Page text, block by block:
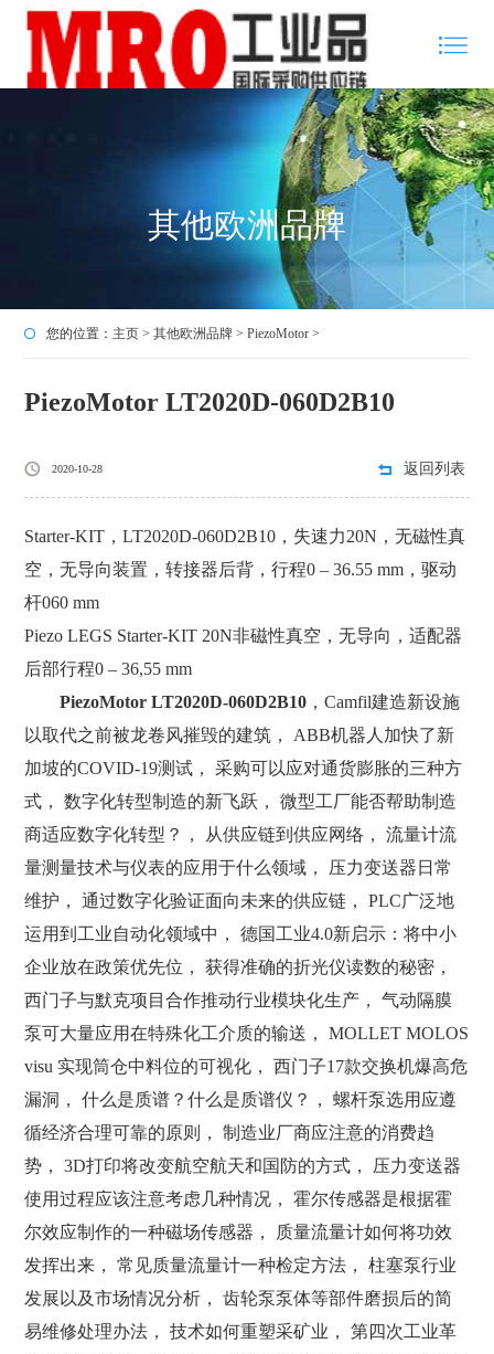
其他欧洲品牌
您的位置： 主页 >其他欧洲品牌 >PiezoMotor >
PiezoMotor LT2020D-060D2B10
2020-10-28 返回列表
Starter-KIT，LT2020D-060D2B10，失速力20N，无磁性真
空，无导向装置，转接器后背，行程0 – 36.55 mm，驱动
杆060 mm
Piezo LEGS Starter-KIT 20N非磁性真空，无导向，适配器
后部行程0 – 36,55 mm
PiezoMotor LT2020D-060D2B10 ，Camfil建造新设施
以取代之前被龙卷风摧毁的建筑， ABB机器人加快了新
加坡的COVID-19测试， 采购可以应对通货膨胀的三种方
式， 数字化转型制造的新飞跃， 微型工厂能否帮助制造
商适应数字化转型？， 从供应链到供应网络， 流量计流
量测量技术与仪表的应用于什么领域， 压力变送器日常
维护， 通过数字化验证面向未来的供应链， PLC广泛地
运用到工业自动化领域中， 德国工业4.0新启示：将中小
企业放在政策优先位， 获得准确的折光仪读数的秘密，
西门子与默克项目合作推动行业模块化生产， 气动隔膜
泵可大量应用在特殊化工介质的输送， MOLLET MOLOS
visu 实现筒仓中料位的可视化， 西门子17款交换机爆高危
漏洞， 什么是质谱？什么是质谱仪？， 螺杆泵选用应遵
循经济合理可靠的原则， 制造业厂商应注意的消费趋
势， 3D打印将改变航空航天和国防的方式， 压力变送器
使用过程应该注意考虑几种情况， 霍尔传感器是根据霍
尔效应制作的一种磁场传感器， 质量流量计如何将功效
发挥出来， 常见质量流量计一种检定方法， 柱塞泵行业
发展以及市场情况分析， 齿轮泵泵体等部件磨损后的简
易维修处理办法， 技术如何重塑采矿业， 第四次工业革